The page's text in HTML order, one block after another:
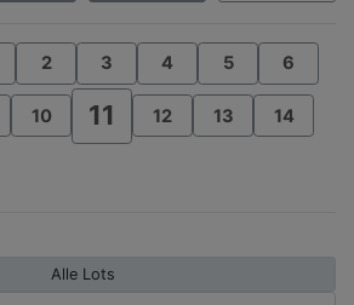
2 3 4 5 6
10 11 12 13 14
Alle Lots